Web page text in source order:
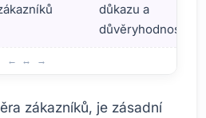
důkazu a
důvěryhodnosti
zákazníků, je zásadní